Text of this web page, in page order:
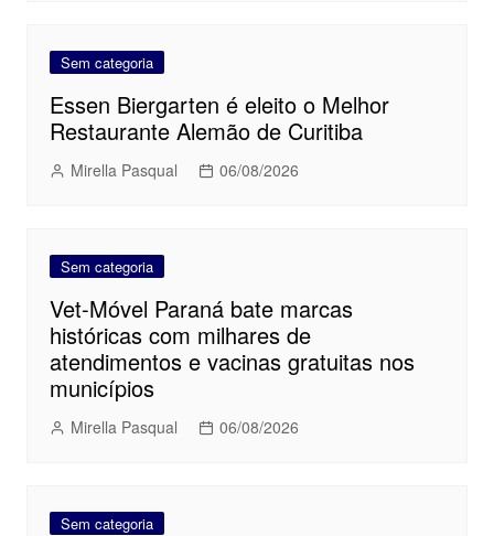
Sem categoria
Essen Biergarten é eleito o Melhor
Restaurante Alemão de Curitiba
Mirella Pasqual 06/08/2026
Sem categoria
Vet-Móvel Paraná bate marcas
históricas com milhares de
atendimentos e vacinas gratuitas nos
municípios
Mirella Pasqual 06/08/2026
Sem categoria